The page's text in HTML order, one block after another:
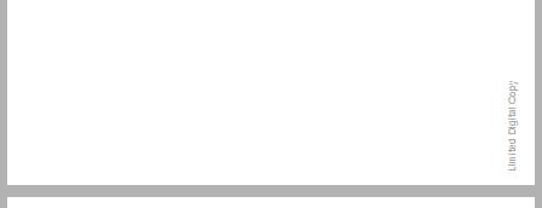
תוכן העניינים ... 7